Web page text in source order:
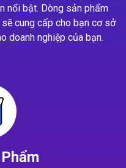
nổi bật. Dòng sản phẩm
cung cấp cho bạn cơ sở
doanh nghiệp của bạn.